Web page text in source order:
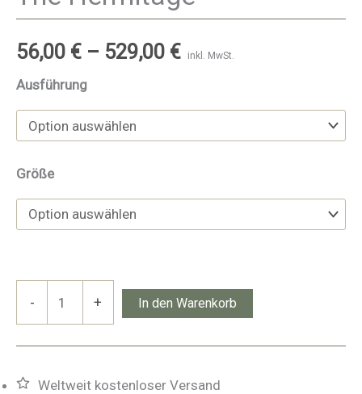
56,00 € – 529,00 € inkl. MwSt.
Ausführung
Größe
-
Hermitage
+ In den Warenkorb
Weltweit kostenloser Versand